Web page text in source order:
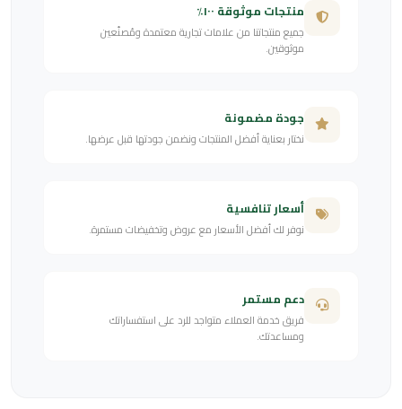
منتجات موثوقة ١٠٠٪
جميع منتجاتنا من علامات تجارية معتمدة ومُصنّعين
موثوقين.
جودة مضمونة
نختار بعناية أفضل المنتجات ونضمن جودتها قبل عرضها.
أسعار تنافسية
نوفر لك أفضل الأسعار مع عروض وتخفيضات مستمرة.
دعم مستمر
فريق خدمة العملاء متواجد للرد على استفساراتك
ومساعدتك.